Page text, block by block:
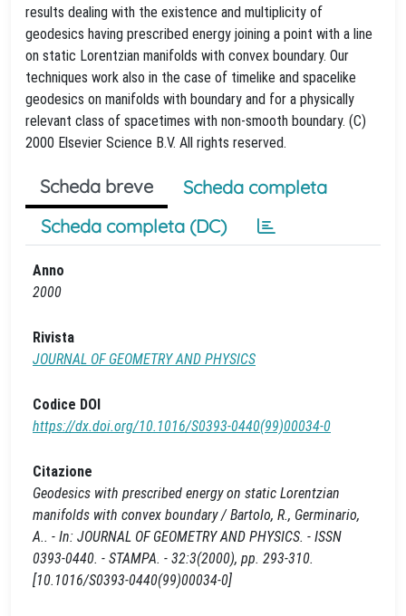
results dealing with the existence and multiplicity of
geodesics having prescribed energy joining a point with a line
on static Lorentzian manifolds with convex boundary. Our
techniques work also in the case of timelike and spacelike
geodesics on manifolds with boundary and for a physically
relevant class of spacetimes with non-smooth boundary. (C)
2000 Elsevier Science B.V. All rights reserved.
Scheda breve
Scheda completa
Scheda completa (DC)
Anno
2000
Rivista
JOURNAL OF GEOMETRY AND PHYSICS
Codice DOI
https://dx.doi.org/10.1016/S0393-0440(99)00034-0
Citazione
Geodesics with prescribed energy on static Lorentzian
manifolds with convex boundary / Bartolo, R., Germinario,
A.. - In: JOURNAL OF GEOMETRY AND PHYSICS. - ISSN
0393-0440. - STAMPA. - 32:3(2000), pp. 293-310.
[10.1016/S0393-0440(99)00034-0]